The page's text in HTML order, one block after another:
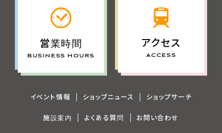
営業時間
BUSINESS HOURS
アクセス
ACCESS
イベント情報 ショップニュース ショップサーチ
施設案内 よくある質問 お問い合わせ